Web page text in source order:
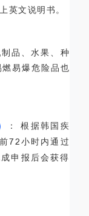
英文说明书。
品、水果、种
易爆危险品也
： 根据韩国疾
72小时内通过
申报后会获得